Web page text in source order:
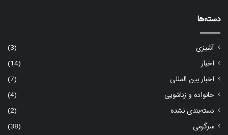
دسته‌ها
آشپزی
(3)
اخبار
(14)
اخبار بین المللی
(7)
خانواده و زناشویی
(4)
دسته‌بندی نشده
(2)
سرگرمی
(38)